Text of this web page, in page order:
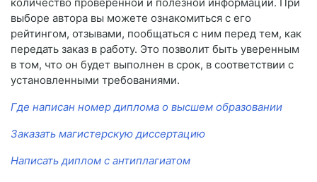
выборе автора вы можете ознакомиться с его
рейтингом, отзывами, пообщаться с ним перед тем, как
передать заказ в работу. Это позволит быть уверенным
в том, что он будет выполнен в срок, в соответствии с
установленными требованиями.
Где написан номер диплома о высшем образовании
Заказать магистерскую диссертацию
Написать диплом с антиплагиатом